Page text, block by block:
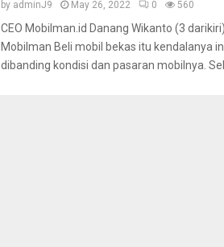
by adminJ9 May 26, 2022 0 560
CEO Mobilman.id Danang Wikanto (3
Mobilman Beli mobil bekas itu kendalanya
dibanding kondisi dan pasaran mobilnya.